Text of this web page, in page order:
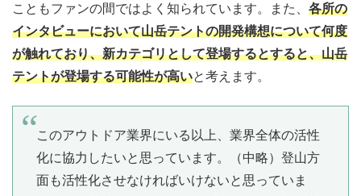
こともファンの間ではよく知られています。また、 各所の
インタビューにおいて山岳テントの開発構想について何度
が触れており、新カテゴリとして登場するとすると、山岳
テントが登場する可能性が高いと考えます。
このアウトドア業界にいる以上、業界全体の活性
化に協力したいと思っています。（中略）登山方
面も活性化させなければいけないと思っていま